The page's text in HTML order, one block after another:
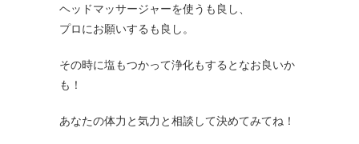
ヘッドマッサージャーを使うも良し、
プロにお願いするも良し。
その時に塩もつかって浄化もするとなお良いか
も！
あなたの体力と気力と相談して決めてみてね！